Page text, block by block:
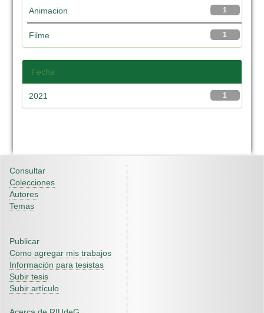
1
Animacion
1
Filme
Fecha
1
2021
Consultar
Colecciones
Autores
Temas
Publicar
Como agregar mis trabajos
Información para tesistas
Subir tesis
Subir artículo